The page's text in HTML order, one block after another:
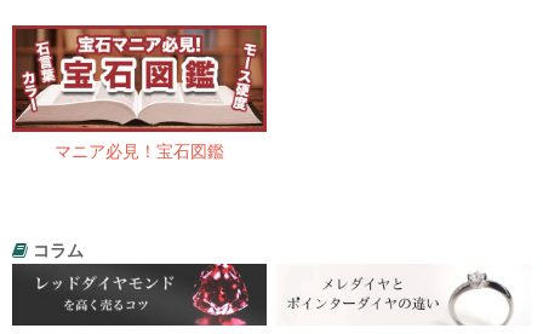
マニア必見！宝石図鑑
コラム